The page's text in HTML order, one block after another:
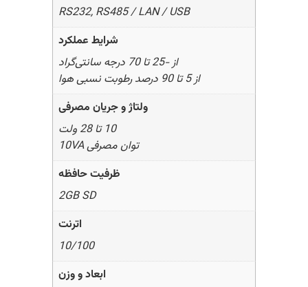
RS232, RS485 / LAN / USB
شرایط عملکرد
از -25 تا 70 درجه سانتی‌گراد
از 5 تا 90 درصد رطوبت نسبی هوا
ولتاژ و جریان مصرفی
10 تا 28 ولت
توان مصرفی 10VA
ظرفیت حافظه
2GB SD
اترنت
10/100
ابعاد و وزن